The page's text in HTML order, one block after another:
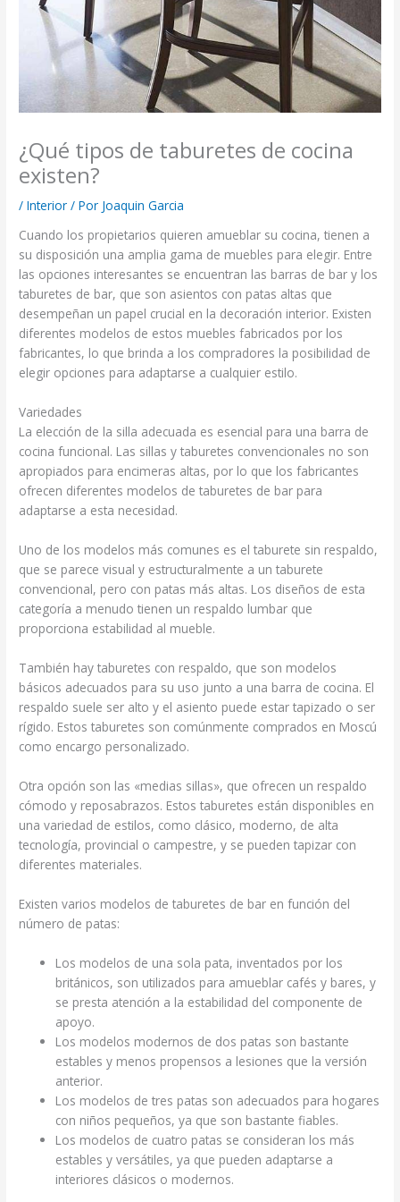
¿Qué tipos de taburetes de cocina
existen?
/Interior / Por Joaquin Garcia
Cuando los propietarios quieren amueblar su cocina, tienen a
su disposición una amplia gama de muebles para elegir. Entre
las opciones interesantes se encuentran las barras de bar y los
taburetes de bar, que son asientos con patas altas que
desempeñan un papel crucial en la decoración interior. Existen
diferentes modelos de estos muebles fabricados por los
fabricantes, lo que brinda a los compradores la posibilidad de
elegir opciones para adaptarse a cualquier estilo.
Variedades
La elección de la silla adecuada es esencial para una barra de
cocina funcional. Las sillas y taburetes convencionales no son
apropiados para encimeras altas, por lo que los fabricantes
ofrecen diferentes modelos de taburetes de bar para
adaptarse a esta necesidad.
Uno de los modelos más comunes es el taburete sin respaldo,
que se parece visual y estructuralmente a un taburete
convencional, pero con patas más altas. Los diseños de esta
categoría a menudo tienen un respaldo lumbar que
proporciona estabilidad al mueble.
También hay taburetes con respaldo, que son modelos
básicos adecuados para su uso junto a una barra de cocina. El
respaldo suele ser alto y el asiento puede estar tapizado o ser
rígido. Estos taburetes son comúnmente comprados en Moscú
como encargo personalizado.
Otra opción son las «medias sillas», que ofrecen un respaldo
cómodo y reposabrazos. Estos taburetes están disponibles en
una variedad de estilos, como clásico, moderno, de alta
tecnología, provincial o campestre, y se pueden tapizar con
diferentes materiales.
Existen varios modelos de taburetes de bar en función del
número de patas:
Los modelos de una sola pata, inventados por los
británicos, son utilizados para amueblar cafés y bares, y
se presta atención a la estabilidad del componente de
apoyo.
Los modelos modernos de dos patas son bastante
estables y menos propensos a lesiones que la versión
anterior.
Los modelos de tres patas son adecuados para hogares
con niños pequeños, ya que son bastante fiables.
Los modelos de cuatro patas se consideran los más
estables y versátiles, ya que pueden adaptarse a
interiores clásicos o modernos.